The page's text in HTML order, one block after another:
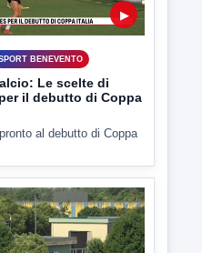
▶
BENEVENTO
Le scelte di
il debutto di Coppa
al debutto di Coppa